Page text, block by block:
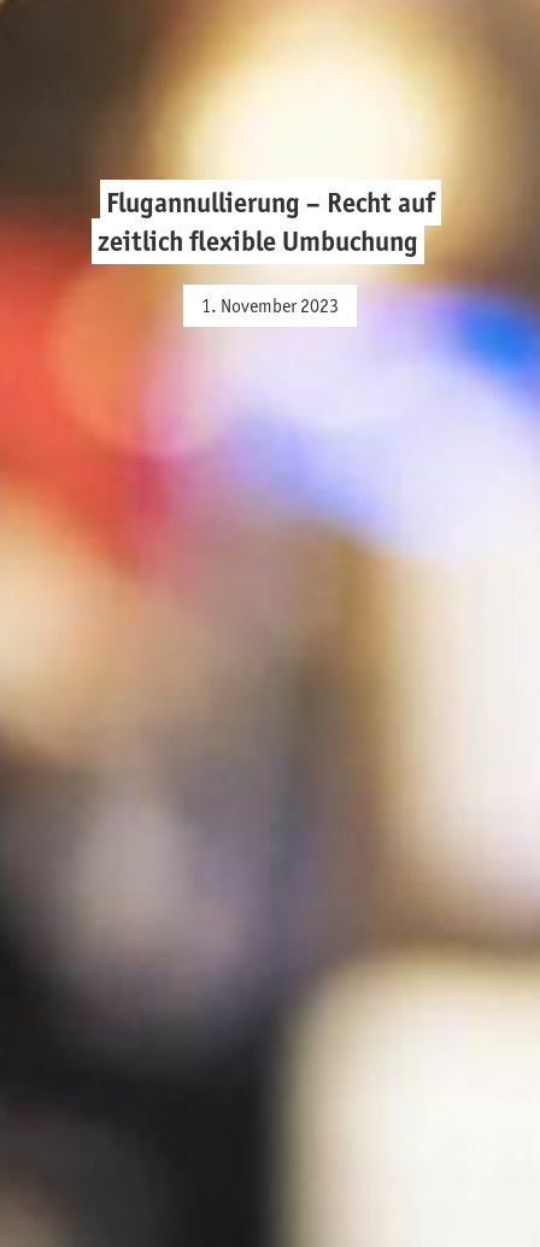
Flugannullierung – Recht auf
zeitlich flexible Umbuchung
1. November 2023